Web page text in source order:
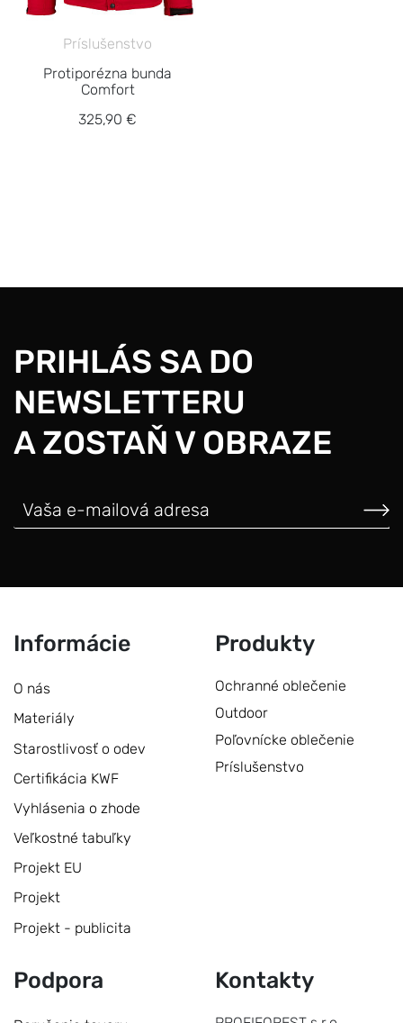
Príslušenstvo
Protiporézna bunda
Comfort
325,90 €
PRIHLÁS SA DO
NEWSLETTERU
A ZOSTAŇ V OBRAZE
Informácie
O nás
Materiály
Starostlivosť o odev
Certifikácia KWF
Vyhlásenia o zhode
Veľkostné tabuľky
Projekt EU
Projekt
Projekt - publicita
Produkty
Ochranné oblečenie
Outdoor
Poľovnícke oblečenie
Príslušenstvo
Podpora Kontakty